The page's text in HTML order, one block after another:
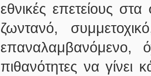
εθνικές επετείους
ζωντανό,
επαναλαμβανόμενο,
πιθανότητες να γίνει